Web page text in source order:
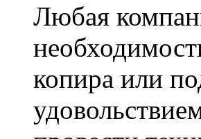
Любая
копира или